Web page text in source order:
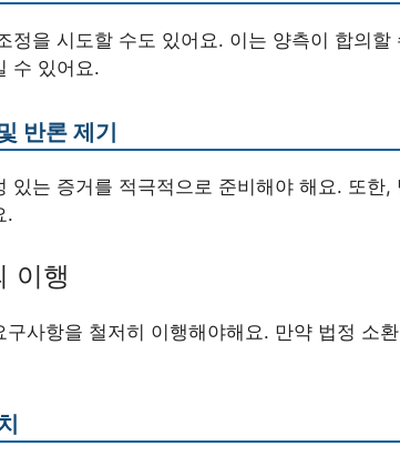
정을 시도할 수도 있어요. 이는 양측이 합의할
수 있어요.
반론 제기
있는 증거를 적극적으로 준비해야 해요. 또한,
.
이행
구사항을 철저히 이행해야해요. 만약 법정 소